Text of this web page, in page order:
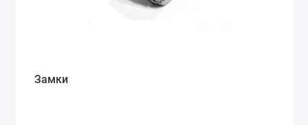
Замки